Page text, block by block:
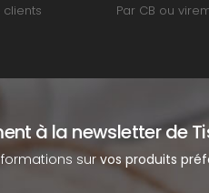
Par CB ou
à la newsletter de
survos produits